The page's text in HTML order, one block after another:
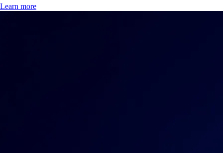
Learn more